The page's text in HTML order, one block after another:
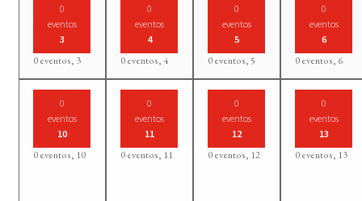
0
eventos
3
0 eventos, 3
0
eventos
4
0 eventos, 4
0
eventos
5
0 eventos,5
0
eventos
6
0 eventos, 6
0
eventos
10
0 eventos, 10
0
eventos
11
0 eventos, 11
0
eventos
12
0 eventos, 12
0
eventos
13
0 eventos, 13